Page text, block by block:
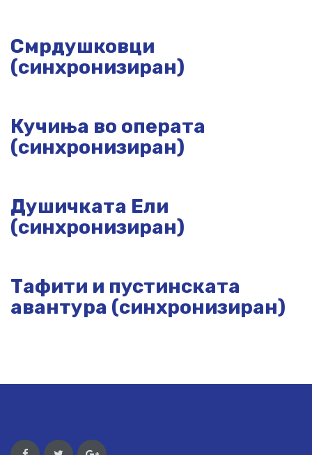
Смрдушковци
(синхронизиран)
Кучиња во операта
(синхронизиран)
Душичката Ели
(синхронизиран)
Тафити и пустинската
авантура (синхронизиран)